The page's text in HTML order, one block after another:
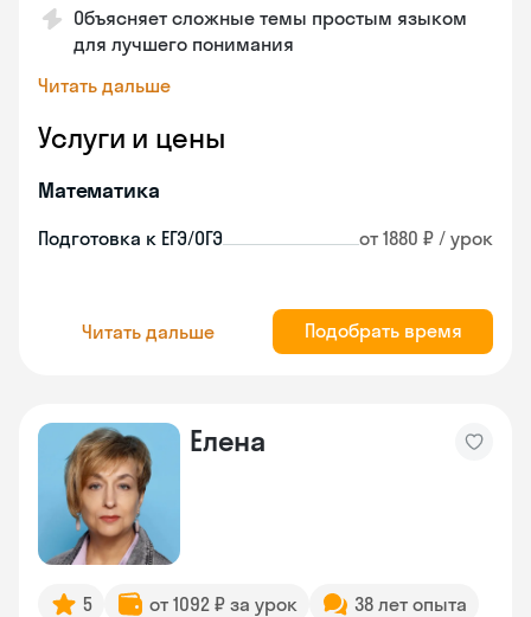
Объясняет сложные темы простым языком
для лучшего понимания
Читать дальше
Услуги и цены
Математика
Подготовка к ЕГЭ/ОГЭ от 1880 ₽ / урок
Читать дальше Подобрать время
Елена
5 от 1092 ₽ за урок
38 лет опыта